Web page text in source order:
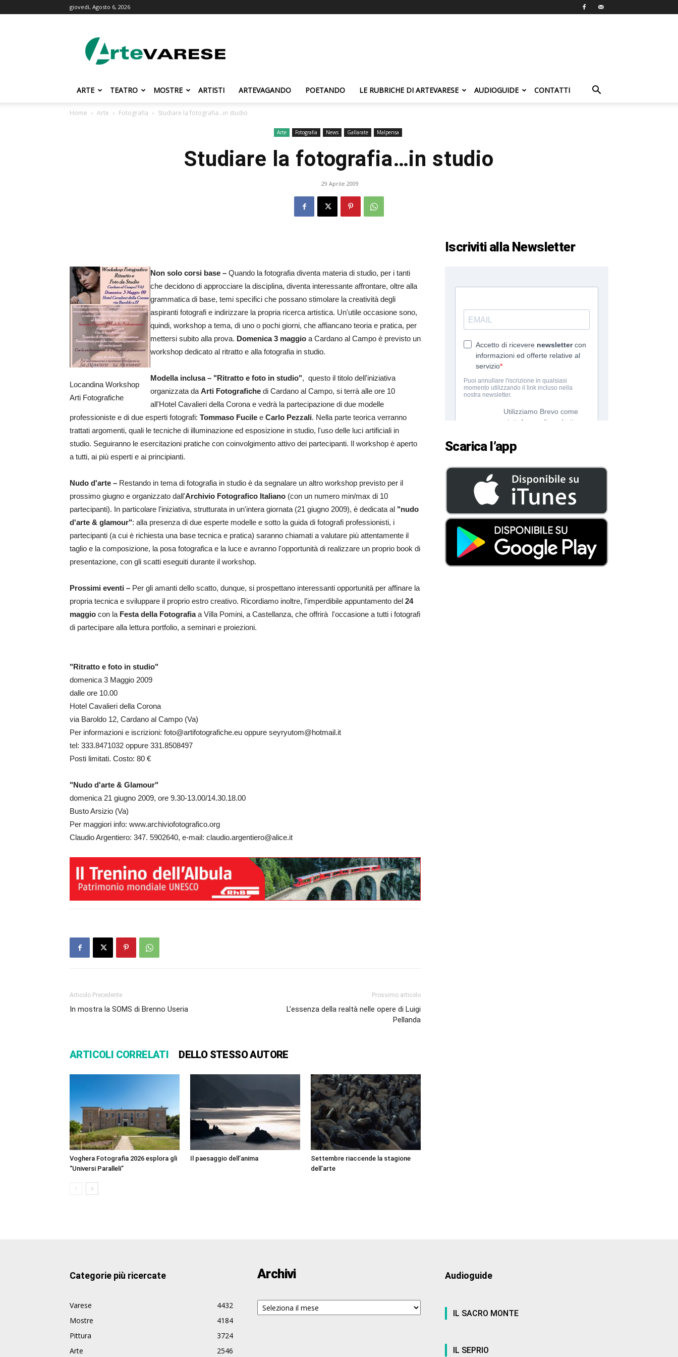
giovedì, Agosto 6, 2026
ARTE TEATRO MOSTRE ARTISTI ARTEVAGANDO POETANDO LE RUBRICHE DI ARTEVARESE AUDIOGUIDE CONTATTI
Home Arte Fotografia Studiare la fotografia…in studio
Arte Fotografia News Gallarate Malpensa
Studiare la fotografia…in studio
29 Aprile 2009
Locandina Workshop
Arti Fotografiche
Non solo corsi base – Quando la fotografia diventa materia di studio, per i tanti
che decidono di approcciare la disciplina, diventa interessante affrontare, oltre alla
grammatica di base, temi specifici che possano stimolare la creatività degli
aspiranti fotografi e indirizzare la propria ricerca artistica. Un'utile occasione sono,
quindi, workshop a tema, di uno o pochi giorni, che affiancano teoria e pratica, per
mettersi subito alla prova. Domenica 3 maggio a Cardano al Campo è previsto un
workshop dedicato al ritratto e alla fotografia in studio.
Modella inclusa – "Ritratto e foto in studio", questo il titolo dell'iniziativa
organizzata da Arti Fotografiche di Cardano al Campo, si terrà alle ore 10
all'Hotel Cavalieri della Corona e vedrà la partecipazione di due modelle
professioniste e di due esperti fotografi: Tommaso Fucile e Carlo Pezzali. Nella parte teorica verranno
trattati argomenti, quali le tecniche di illuminazione ed esposizione in studio, l'uso delle luci artificiali in
studio. Seguiranno le esercitazioni pratiche con coinvolgimento attivo dei partecipanti. Il workshop è aperto
a tutti, ai più esperti e ai principianti.
Nudo d'arte – Restando in tema di fotografia in studio è da segnalare un altro workshop previsto per il
prossimo giugno e organizzato dall'Archivio Fotografico Italiano (con un numero min/max di 10
partecipanti). In particolare l'iniziativa, strutturata in un'intera giornata (21 giugno 2009), è dedicata al "nudo
d'arte & glamour": alla presenza di due esperte modelle e sotto la guida di fotografi professionisti, i
partecipanti (a cui è richiesta una base tecnica e pratica) saranno chiamati a valutare più attentamente il
taglio e la composizione, la posa fotografica e la luce e avranno l'opportunità di realizzare un proprio book di
presentazione, con gli scatti eseguiti durante il workshop.
Prossimi eventi – Per gli amanti dello scatto, dunque, si prospettano interessanti opportunità per affinare la
propria tecnica e sviluppare il proprio estro creativo. Ricordiamo inoltre, l'imperdibile appuntamento del 24
maggio con la Festa della Fotografiaa Villa Pomini, a Castellanza, che offrirà l'occasione a tutti i fotografi
di partecipare alla lettura portfolio, a seminari e proiezioni.
"Ritratto e foto in studio"
domenica 3 Maggio 2009
dalle ore 10.00
Hotel Cavalieri della Corona
via Baroldo 12, Cardano al Campo (Va)
Per informazioni e iscrizioni: foto@artifotografiche.eu oppure seyryutom@hotmail.it
tel: 333.8471032 oppure 331.8508497
Posti limitati. Costo: 80 €
"Nudo d'arte & Glamour"
domenica 21 giugno 2009, ore 9.30-13.00/14.30.18.00
Busto Arsizio (Va)
Per maggiori info: www.archiviofotografico.org
Claudio Argentiero: 347. 5902640, e-mail: claudio.argentiero@alice.it
Articolo Precedente
In mostra la SOMS di Brenno Useria
Prossimo articolo
L’essenza della realtà nelle opere di Luigi
Pellanda
ARTICOLI CORRELATI DELLO STESSO AUTORE
Voghera Fotografia 2026 esplora gli
“Universi Paralleli”
Il paesaggio dell’anima
Settembre riaccende la stagione
dell’arte
Iscriviti alla Newsletter
Scarica l’app
Categorie più ricercate
Varese
4432
Mostre
4184
Pittura
3724
Arte
2546
Archivi
Archivi
Audioguide
IL SACRO MONTE
IL SEPRIO